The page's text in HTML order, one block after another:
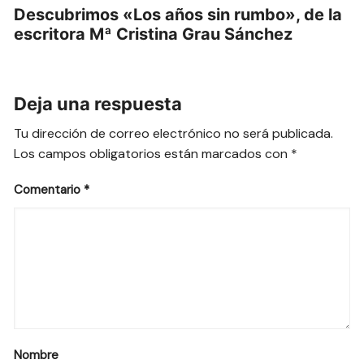
Descubrimos «Los años sin rumbo», de la
escritora Mª Cristina Grau Sánchez
Deja una respuesta
Tu dirección de correo electrónico no será publicada.
Los campos obligatorios están marcados con *
Comentario *
Nombre